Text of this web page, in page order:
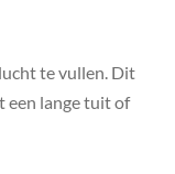
te vullen. Dit
een lange tuit of